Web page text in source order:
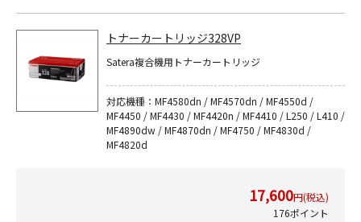
トナーカートリッジ328VP
Satera複合機用トナーカートリッジ
対応機種：MF4580dn / MF4570dn / MF4550d /
MF4450 / MF4430 / MF4420n / MF4410 / L250 / L410 /
MF4890dw / MF4870dn / MF4750 / MF4830d /
MF4820d
17,600円(税込)
176ポイント